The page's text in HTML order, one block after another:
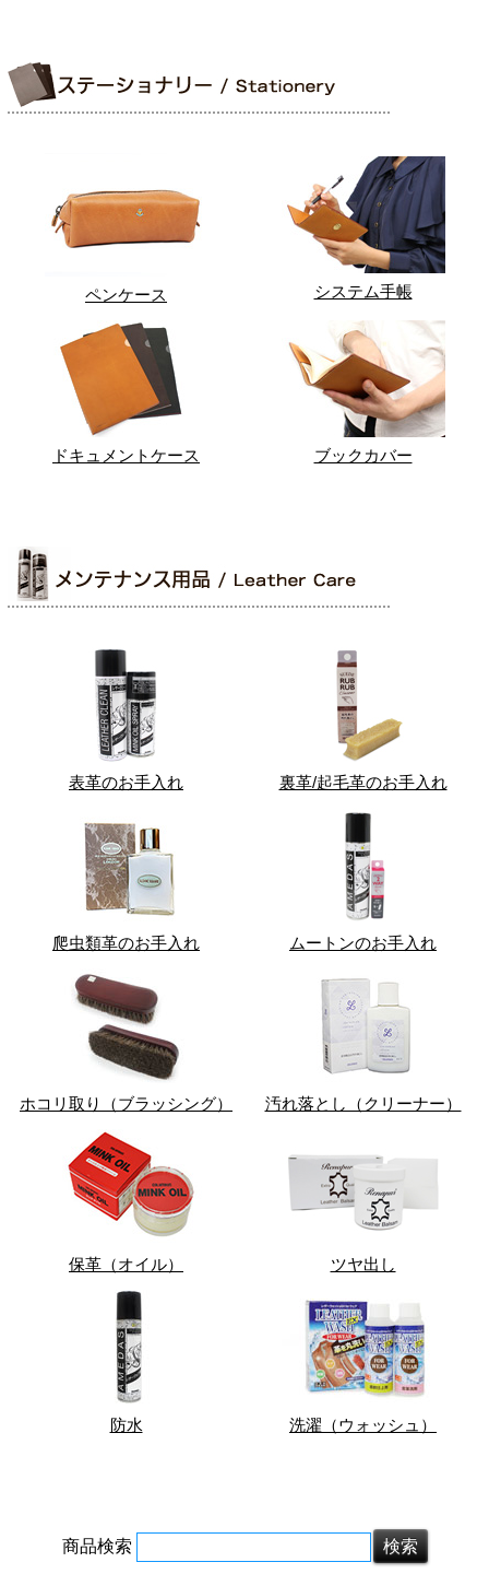
ペンケース システム手帳
ドキュメントケース ブックカバー
表革のお手入れ 裏革/起毛革のお手入れ
爬虫類革のお手入れ ムートンのお手入れ
ホコリ取り（ブラッシング） 汚れ落とし（クリーナー）
保革（オイル） ツヤ出し
防水 洗濯（ウォッシュ）
商品検索